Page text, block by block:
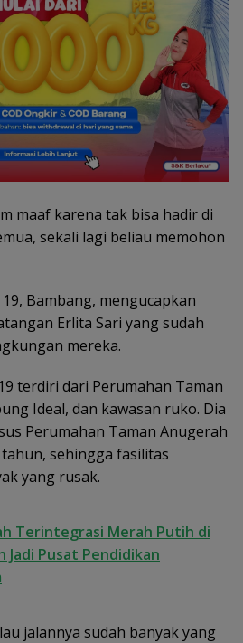
maaf karena tak bisa hadir di
sekali lagi beliau memohon
Bambang, mengucapkan
Erlita Sari yang sudah
mereka.
terdiri dari Perumahan Taman
Ideal, dan kawasan ruko. Dia
Perumahan Taman Anugerah
sehingga fasilitas
yang rusak.
Terintegrasi Merah Putih di
Jadi Pusat Pendidikan
jalannya sudah banyak yang